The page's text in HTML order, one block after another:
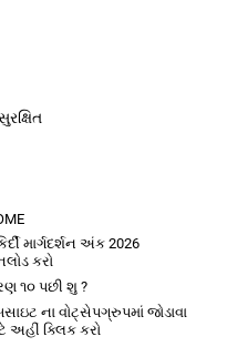
માર્ગદર્શન અંક 2026
કરો
૧૦ પછી શુ ?
ના વોટ્સેપગ્રુપમાં જોડાવા
અહીં ક્લિક કરો